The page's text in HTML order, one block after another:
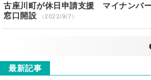
古座川町が休日申請支援 マイナンバ
窓口開設
（2022/9/7）
最新記事